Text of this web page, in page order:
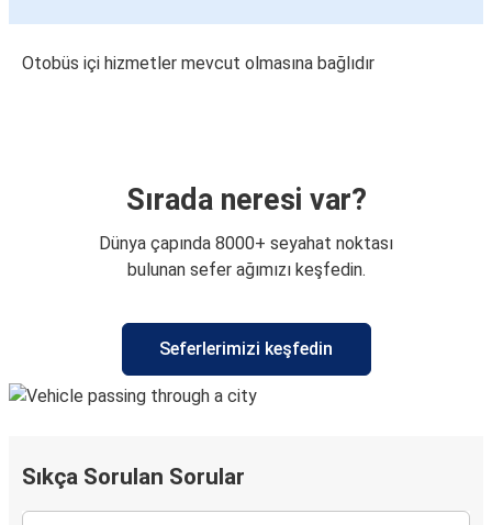
Otobüs içi hizmetler mevcut olmasına bağlıdır
Sırada neresi var?
Dünya çapında 8000+ seyahat noktası
bulunan sefer ağımızı keşfedin.
Seferlerimizi keşfedin
Sıkça Sorulan Sorular